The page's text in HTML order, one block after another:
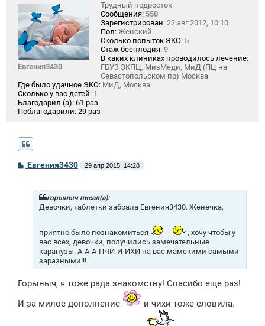
Евгения3430
Трудный подросток
Сообщения: 550
Зарегистрирован: 22 авг 2012, 10:10
Пол: Женский
Сколько попыток ЭКО: 5
Стаж бесплодия: 9
В каких клиниках проводилось лечение:
ГБУЗ ЗКПЦ, МизМеди, МиД (ПЦ на
Севастопольском пр) Москва
Где было удачное ЭКО: МиД, Москва
Сколько у вас детей: 1
Благодарил (а): 61 раз
Поблагодарили: 29 раз
СЕвгения3430 29 апр 2015, 14:28
горыныч писал(а):
Девочки, таблетки забрала Евгения3430. Женечка,
приятно было познакомиться
, хочу чтобы у
вас всех, девочки, получились замечательные
карапузы. А-А-А-ПЧИ-И-ИХИ на вас мамскими самыми
заразными!!!
Горыныч, я тоже рада знакомству! Спасибо еще раз!
И за милое дополнение
и чихи тоже словила.